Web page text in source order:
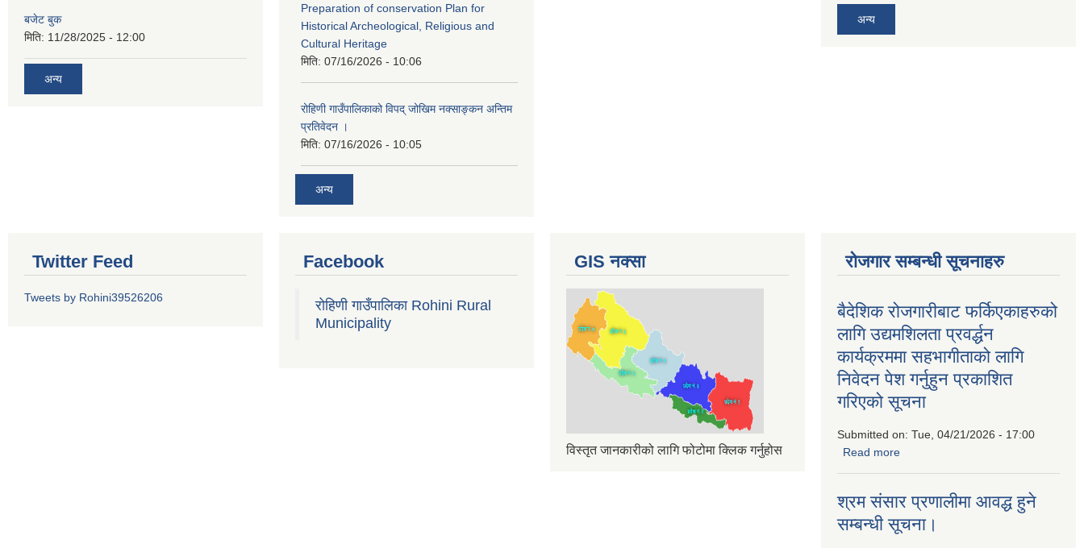
बजेट बुक
मिति: 11/28/2025 - 12:00
अन्य
Preparation of conservation Plan for
Historical Archeological, Religious and
Cultural Heritage
मिति: 07/16/2026 - 10:06
रोहिणी गाउँपालिकाको विपद् जोखिम नक्साङ्कन अन्तिम
प्रतिवेदन ।
मिति: 07/16/2026 - 10:05
अन्य
अन्य
Twitter Feed
Tweets by Rohini39526206
Facebook
रोहिणी गाउँपालिका Rohini Rural
Municipality
GIS नक्सा
विस्तृत जानकारीको लागि फोटोमा क्लिक गर्नुहोस
रोजगार सम्बन्धी सूचनाहरु
बैदेशिक रोजगारीबाट फर्किएकाहरुको
लागि उद्यमशिलता प्रवर्द्धन
कार्यक्रममा सहभागीताको लागि
निवेदन पेश गर्नुहुन प्रकाशित
गरिएको सूचना
Submitted on: Tue, 04/21/2026 - 17:00
Read more
लागि उद्यमशिलता प्रवर्द्धन कार्यक्रममा
गरिएको सूचना
श्रम संसार प्रणालीमा आवद्ध हुने
सम्बन्धी सूचना।